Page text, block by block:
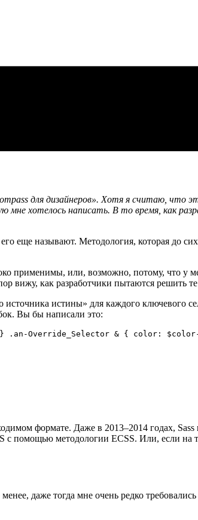
для дизайнеров». Хотя я считаю, что
мне хотелось написать. В то время, как
еще называют. Методология, которая до
применимы, или, возможно, потому, что у
вижу, как разработчики пытаются решить
истины» для каждого ключевого
Вы бы написали это:
} .an-Override_Selector & { color:
формате. Даже в 2013–2014 годах,
с помощью методологии ECSS. Или, если
даже тогда мне очень редко